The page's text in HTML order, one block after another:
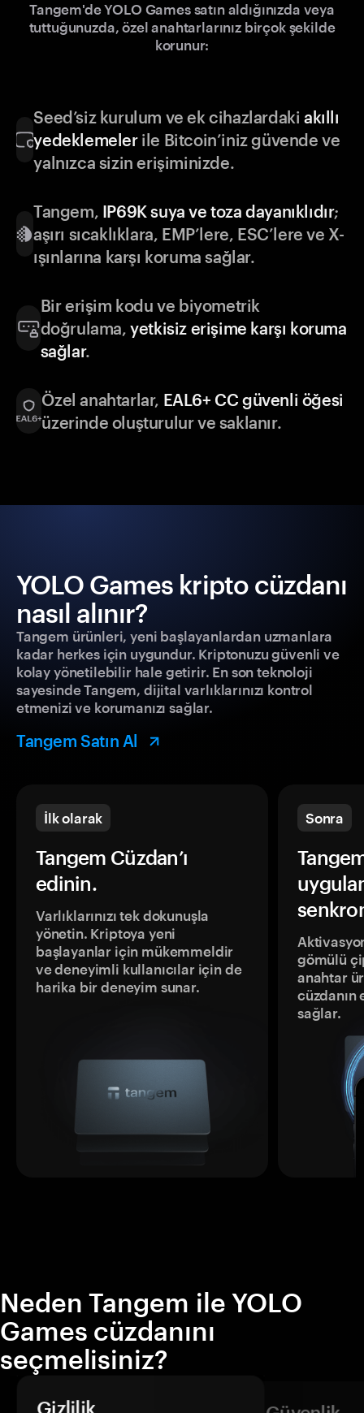
Tangem'de YOLO Games satın aldığınızda veya
tuttuğunuzda, özel anahtarlarınız birçok şekilde
korunur:
Seed’siz kurulum ve ek cihazlardakiakıllı
yedeklemelerile Bitcoin’iniz güvende ve
yalnızca sizin erişiminizde.
Tangem, IP69K suya ve toza dayanıklıdır;
aşırı sıcaklıklara, EMP’lere, ESC’lere ve X-
ışınlarına karşı koruma sağlar.
Bir erişim kodu ve biyometrik
doğrulama,yetkisiz erişime karşı koruma
sağlar.
Özel anahtarlar, EAL6+ CC güvenli öğesi
üzerinde oluşturulur ve saklanır.
YOLO Games kripto cüzdanı
nasıl alınır?
Tangem ürünleri, yeni başlayanlardan uzmanlara
kadar herkes için uygundur. Kriptonuzu güvenli ve
kolay yönetilebilir hale getirir. En son teknoloji
sayesinde Tangem, dijital varlıklarınızı kontrol
etmenizi ve korumanızı sağlar.
Tangem Satın Al
İlk olarak
Tangem Cüzdan’ı
edinin.
Varlıklarınızı tek dokunuşla
yönetin. Kriptoya yeni
başlayanlar için mükemmeldir
ve deneyimli kullanıcılar için de
harika bir deneyim sunar.
Sonra
gömülü
anahtar
sağlar.
Neden Tangem ile YOLO
Games cüzdanını
seçmelisiniz?